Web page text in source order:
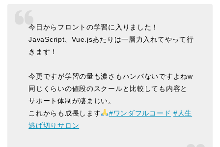
今日からフロントの学習に入りました！
JavaScript、Vue.jsあたりは一層力入れてやって行
きます！
今更ですが学習の量も濃さもハンパないですよねw
同じくらいの値段のスクールと比較しても内容と
サポート体制が凄まじい。
これからも成長します
#ワンダフルコード #人生
逃げ切りサロン